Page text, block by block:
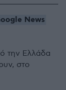
News
την Ελλάδα
στο